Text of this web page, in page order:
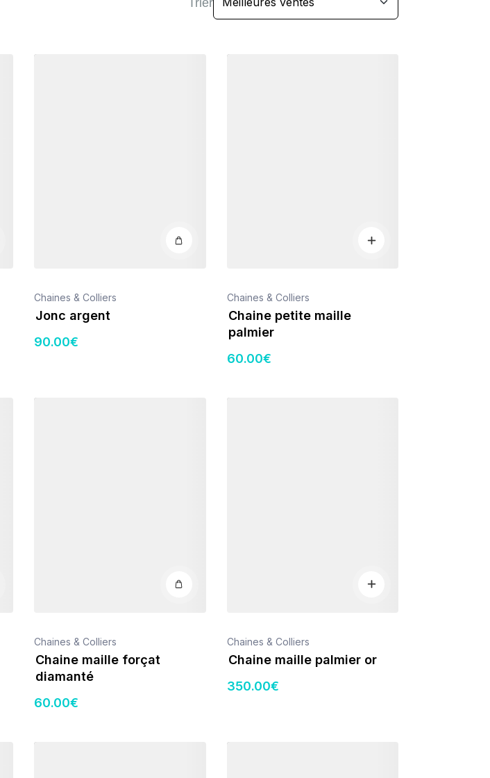
Trier
Chaines & Colliers
Jonc argent
90.00€
Chaines & Colliers
Chaine petite maille
palmier
60.00€
Chaines & Colliers
Chaine maille forçat
diamanté
60.00€
Chaines & Colliers
Chaine maille palmier or
350.00€